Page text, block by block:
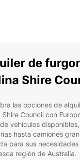
de
Shire
las opciones de
Shire Council con
vehículos
hasta camiones
para sus
región de Australia.